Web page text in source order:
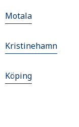
Motala
Kristinehamn
Köping